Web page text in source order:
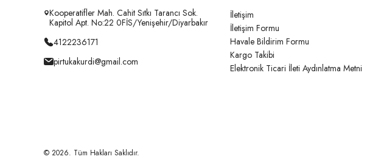
Kooperatifler Mah. Cahit Sıtkı Tarancı Sok.
Kapitol Apt. No:22 0FİS/Yenişehir/Diyarbakır
4122236171
pirtukakurdi@gmail.com
İletişim
İletişim Formu
Havale Bildirim Formu
Kargo Takibi
Elektronik Ticari İleti Aydınlatma Metni
© 2026. Tüm Hakları Saklıdır.